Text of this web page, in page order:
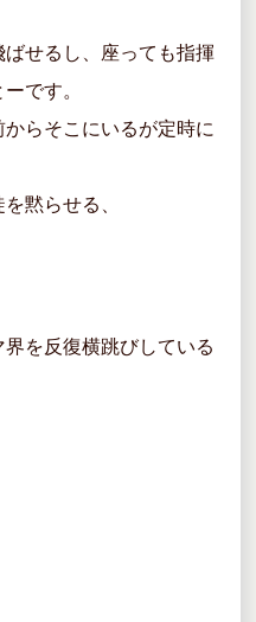
せるし、座っても指揮
です。
らそこにいるが定時に
黙らせる、
を反復横跳びしている